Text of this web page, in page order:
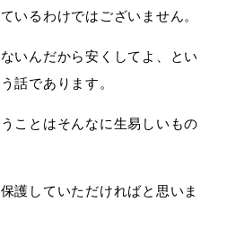
いるわけではございません。
いんだから安くしてよ、とい
話であります。
ことはそんなに生易しいもの
護していただければと思いま